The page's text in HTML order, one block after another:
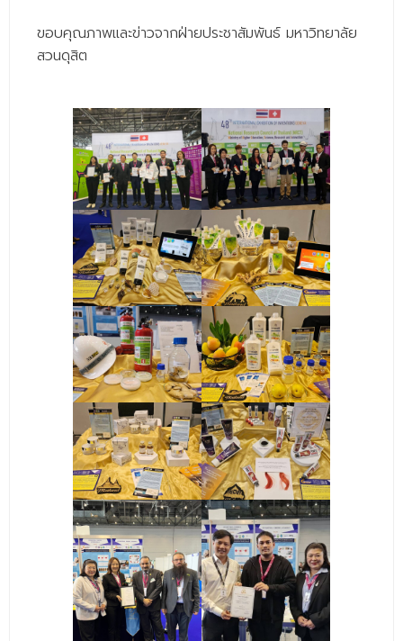
- โครงการบริหารจัดการพื้นที่ 10 ไร่ ด้านหลังโรงสีข้าว
สวนดุสิต จังหวัดปราจีนบุรี
- โครงการส่งเสริมการปลูกกล้วยเล็บมือนางฯ
- ผลงาน/รางวัล
- SDU Zero Waste
- งานวิจัย/นวัตกรรม
ติดต่อเรา
ขอบคุณภาพและข่าวจากฝ่ายประชาสัมพันธ์ มหาวิทยาลัย
สวนดุสิต